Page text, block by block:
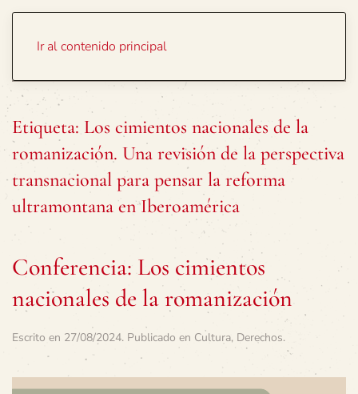
Ir al contenido principal
Etiqueta: Los cimientos nacionales de la
romanización. Una revisión de la perspectiva
transnacional para pensar la reforma
ultramontana en Iberoamérica
Conferencia: Los cimientos
nacionales de la romanización
Escrito en 27/08/2024. Publicado en Cultura, Derechos.